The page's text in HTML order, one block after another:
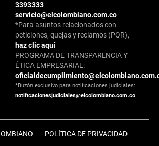
3393333
servicio@elcolombiano.com.co
*Para asuntos relacionados con
peticiones, quejas y reclamos (PQR),
haz clic aquí
PROGRAMA DE TRANSPARENCIA Y
ÉTICA EMPRESARIAL:
*Buzón exclusivo para notificaciones judiciales:
notificacionesjudiciales@elcolombiano.com.co
POLÍTICA DE PRIVACIDAD